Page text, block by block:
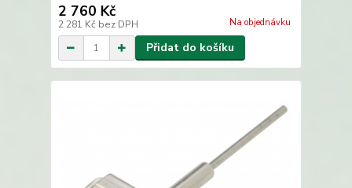
2 760 Kč
2 281 Kč bez DPH Na objednávku
Přidat do košíku